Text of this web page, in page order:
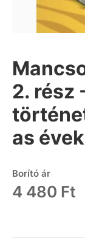
2. rész
as
Borító ár
4 480 Ft